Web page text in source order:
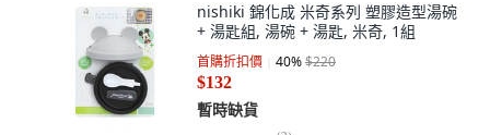
nishiki 錦化成 米奇系列 塑膠造型湯碗
+ 湯匙組, 湯碗 + 湯匙, 米奇, 1組
首購折扣價 40%$220
$132
暫時缺貨